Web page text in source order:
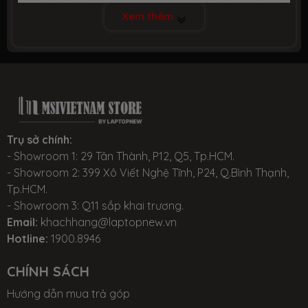
nhiều người lựa chọn nhất.
Giới thiệu về dòng gaming mỏng nhẹ, mức giá tầm trung và
THIẾT KẾ ĐỘC ĐÁO VỚI THIẾT KẾ ĐỆM TÓC NHÔM
SÁNG ĐỘC LẠ
làm bằng kim loại chắc chắn và nắp bàn phím được
ghép nối độc đáo, thiết kế mỏng nhẹ đến bất ngờ đối
Xem thêm
Trụ sở chính:
- Showroom 1: 29 Tân Thành, P12, Q5, Tp.HCM.
- Showroom 2: 399 Xô Viết Nghệ Tĩnh, P24, Q.Bình Thạnh,
Tp.HCM.
- Showroom 3: Q11 sắp khai trương.
Email: khachhang@laptopnew.vn
Hotline: 1900.8946
CHÍNH SÁCH
Hướng dẫn mua trả góp